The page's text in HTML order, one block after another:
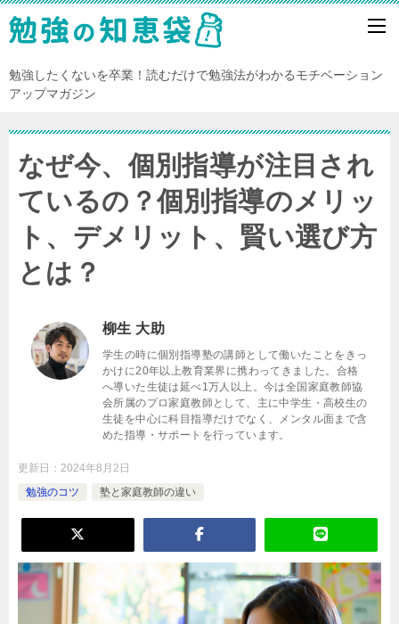
勉強したくないを卒業！読むだけで勉強法がわかるモチベーション
アップマガジン
なぜ今、個別指導が注目され
ているの？個別指導のメリッ
ト、デメリット、賢い選び方
とは？
柳生 大助
学生の時に個別指導塾の講師として働いたことをきっ
かけに20年以上教育業界に携わってきました。合格
へ導いた生徒は延べ1万人以上。今は全国家庭教師協
会所属のプロ家庭教師として、主に中学生・高校生の
生徒を中心に科目指導だけでなく、メンタル面まで含
めた指導・サポートを行っています。
更新日： 2024年8月2日
勉強のコツ
塾と家庭教師の違い